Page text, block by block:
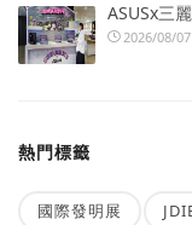
ASUSx三
2026/08/07
熱門標籤
國際發明展